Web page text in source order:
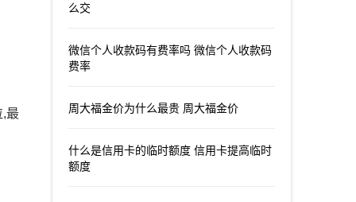
,最
么交
微信个人收款码有费率吗 微信个人收款码
费率
周大福金价为什么最贵 周大福金价
什么是信用卡的临时额度 信用卡提高临时
额度